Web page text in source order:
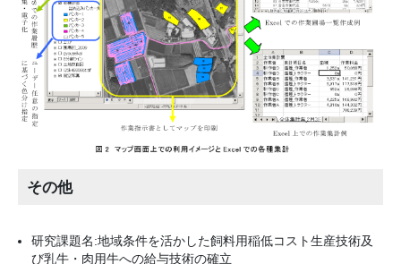
その他
研究課題名:地域条件を活かした飼料用稲低コスト生産技術及
び乳牛・肉用牛への給与技術の確立